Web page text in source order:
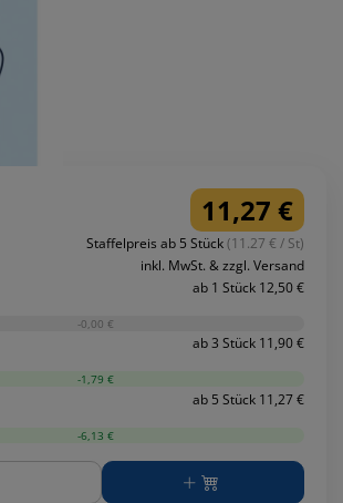
11,27 €
Staffelpreis ab 5 Stück(11.27 € / St)
inkl. MwSt. & zzgl. Versand
ab 1 Stück 12,50 €
-0,00 €
ab 3 Stück 11,90 €
-1,79 €
ab 5 Stück 11,27 €
-6,13 €